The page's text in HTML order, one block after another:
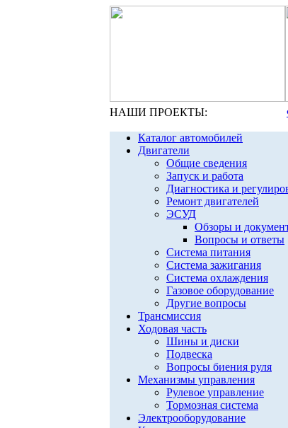
НАШИ ПРОЕКТЫ:
Каталог автомобилей
Двигатели
Общие сведения
Запуск и работа
Диагностика и
Ремонт двигателей
ЭСУД
Обзоры и
Вопросы и ответы
Система питания
Система зажигания
Система охлаждения
Газовое оборудование
Другие вопросы
Трансмиссия
Ходовая часть
Шины и диски
Подвеска
Вопросы биения руля
Механизмы управления
Рулевое управление
Тормозная система
Электрооборудование